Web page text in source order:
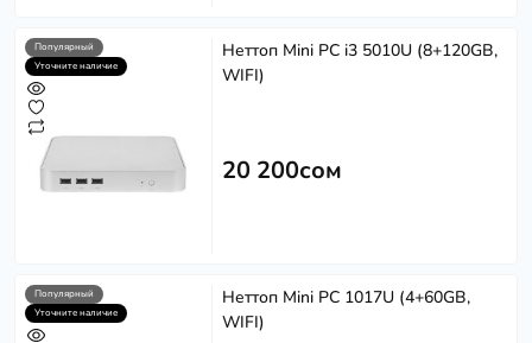
Популярный
Уточните наличие
Неттоп Mini PC i3 5010U (8+120GB,
WIFI)
20 200сом
Популярный
Уточните наличие
Неттоп Mini PC 1017U (4+60GB,
WIFI)